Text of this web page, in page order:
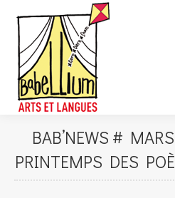
BAB’NEWS #
PRINTEMPS DES